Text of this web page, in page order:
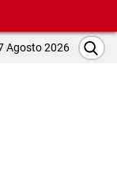
Agosto 2026